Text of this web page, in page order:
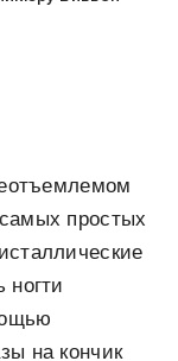
простых
ногти
на кончик